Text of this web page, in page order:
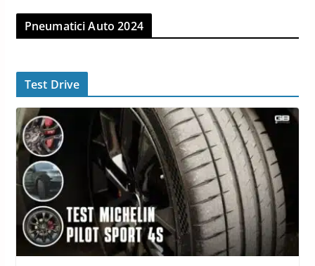
Pneumatici Auto 2024
Test Drive